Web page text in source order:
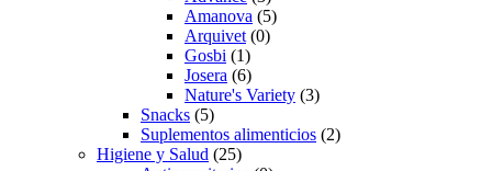
Amanova (5)
Arquivet (0)
Gosbi (1)
Josera (6)
Nature's Variety (3)
Snacks (5)
Suplementos alimenticios (2)
Higiene y Salud (25)